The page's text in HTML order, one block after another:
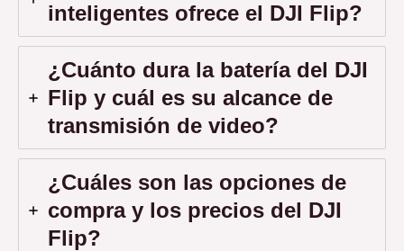
inteligentes ofrece el DJI Flip?
¿Cuánto dura la batería del DJI
Flip y cuál es su alcance de
transmisión de video?
¿Cuáles son las opciones de
compra y los precios del DJI
Flip?